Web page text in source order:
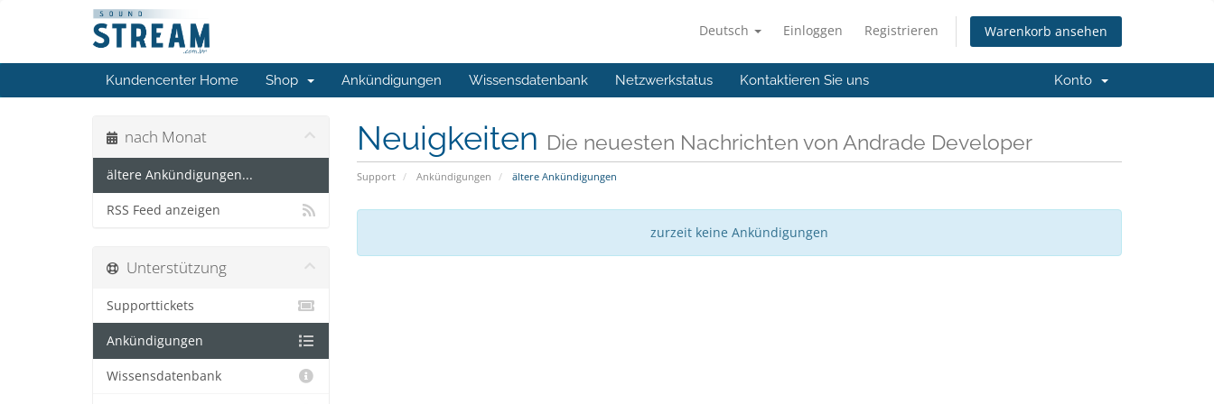
Deutsch Einloggen Registrieren Warenkorb ansehen
Kundencenter Home Shop Ankündigungen Wissensdatenbank Netzwerkstatus Kontaktieren Sie uns Konto
Neuigkeiten Die neuesten Nachrichten von Andrade Developer
Support Ankündigungen ältere Ankündigungen
nach Monat
ältere Ankündigungen...
RSS Feed anzeigen
zurzeit keine Ankündigungen
Unterstützung
Supporttickets
Ankündigungen
Wissensdatenbank